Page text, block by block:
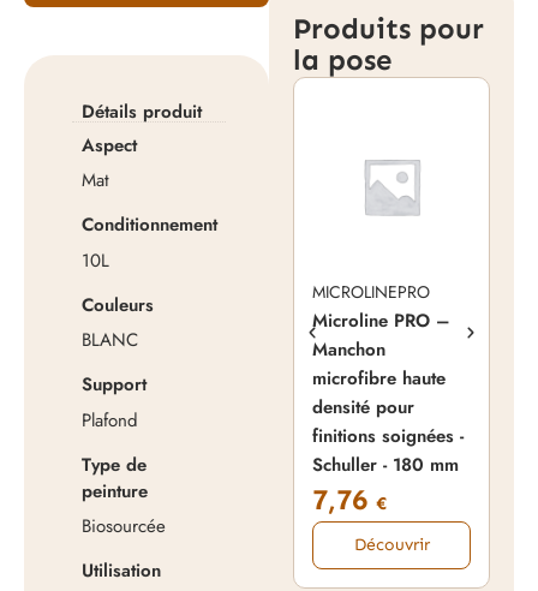
Produits pour
la pose
MICROLINEPRO
Microline PRO –
Manchon
microfibre haute
densité pour
finitions soignées -
Schuller - 180 mm
7,76 €
Découvrir
Détails produit
Aspect
Mat
Conditionnement
10L
Couleurs
BLANC
Support
Plafond
Type de
peinture
Biosourcée
Utilisation